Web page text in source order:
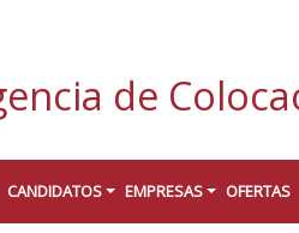
de
CANDIDATOS EMPRESAS OFERTAS